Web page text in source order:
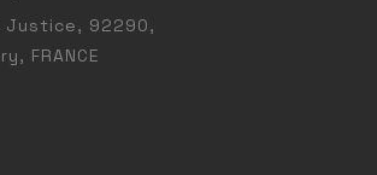
Justice, 92290,
FRANCE